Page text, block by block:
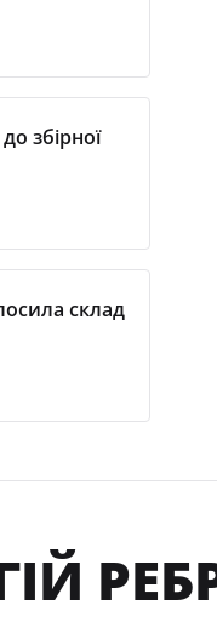
збірної
склад